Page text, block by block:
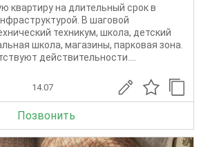
квартиру на длительный срок в
В шаговой
техникум, школа, детский
школа, магазины, парковая зона.
действительности....
14.07
Позвонить